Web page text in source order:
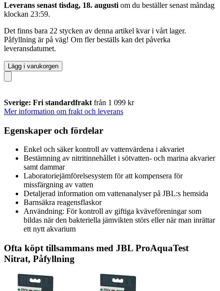
Leverans senast tisdag, 18. augusti om du beställer senast måndag
klockan 23:59.
Det finns bara 22 stycken av denna artikel kvar i vårt lager.
Påfyllning är på väg! Om fler beställs kan det påverka
leveransdatumet.
Lägg i varukorgen
Sverige: Fri standardfrakt från 1 099 kr
Mer information om frakt och leverans
Egenskaper och fördelar
Enkel och säker kontroll av vattenvärdena i akvariet
Bestämning av nitritinnehållet i sötvatten- och marina akvarier
samt dammar
Laboratoriejämförelsesystem för att kompensera för
missfärgning av vatten
Detaljerad information om vattenanalyser på JBL:s hemsida
Barnsäkra reagensflaskor
Användning: För kontroll av giftiga kväveföreningar som
bildas när den bakteriella jämvikten störs eller när man inrättar
ett nytt akvarium
Ofta köpt tillsammans med JBL ProAquaTest
Nitrat, Påfyllning